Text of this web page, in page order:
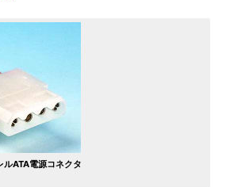
ATA電源コネクタ